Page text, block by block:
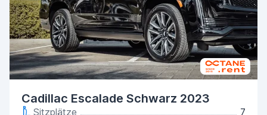
Cadillac Escalade Schwarz 2023
Sitzplätze
7